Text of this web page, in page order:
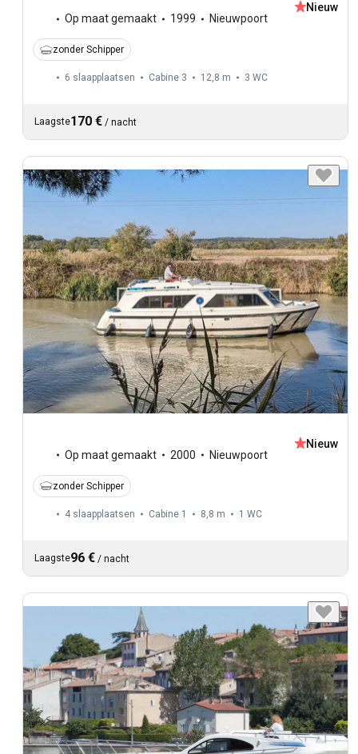
Op maat gemaakt 1999 Nieuwpoort
Nieuw
zonder Schipper
6 slaapplaatsen Cabine 3 12,8 m 3 WC
Laagste170 € / nacht
Op maat gemaakt 2000 Nieuwpoort
Nieuw
zonder Schipper
4 slaapplaatsen Cabine 1 8,8 m 1 WC
Laagste96 € / nacht